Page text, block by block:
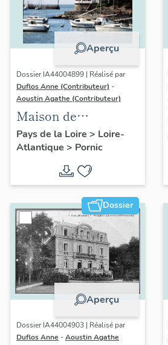
Aperçu
Dossier IA44004899 | Réalisé par
Duflos Anne (Contributeur) -
Aoustin Agathe (Contributeur)
Maison de
villégiature
balnéaire dite la
Malouine, 3 avenue
de la Noëveillard
Pays de la Loire > Loire-
Atlantique > Pornic
Dossier
Aperçu
Dossier IA44004903 | Réalisé par
Duflos Anne -Aoustin Agathe